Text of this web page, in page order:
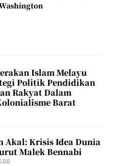
Islam Melayu
Politik Pendidikan
Rakyat Dalam
Barat
Akal: Krisis Idea Dunia
Malek Bennabi